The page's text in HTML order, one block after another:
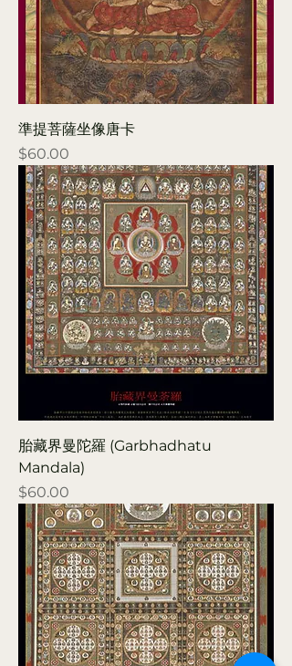
準提菩薩坐像唐卡
Price
$60.00
胎藏界曼陀羅 (Garbhadhatu
Mandala)
Price
$60.00